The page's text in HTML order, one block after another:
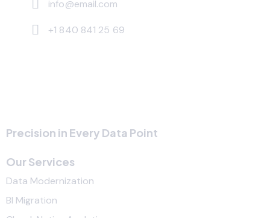
info@email.com
+1 840 841 25 69
Precision in Every Data Point
Our Services
Data Modernization
BI Migration